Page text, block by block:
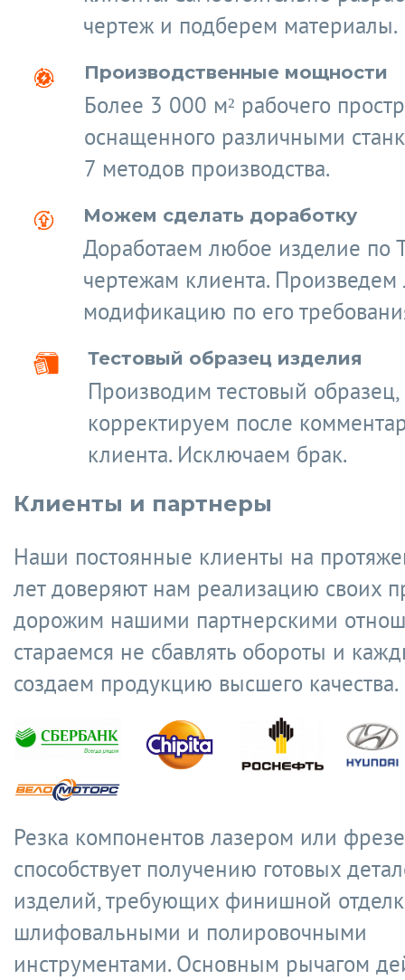
чертеж и подберем материалы.
Производственные мощности
Более 3 000 м² рабочего
оснащенного различными
7 методов производства.
Можем сделать доработку
Доработаем любое изделие по
чертежам клиента.
модификацию по его
Тестовый образец изделия
Производим тестовый образец,
корректируем после
клиента. Исключаем брак.
Клиенты и партнеры
Наши постоянные клиенты на
лет доверяют нам реализацию своих
дорожим нашими партнерскими
стараемся не сбавлять обороты и
создаем продукцию высшего качества.
Резка компонентов лазером или
способствует получению готовых
изделий, требующих финишной
шлифовальными и полировочными
инструментами. Основным рычагом